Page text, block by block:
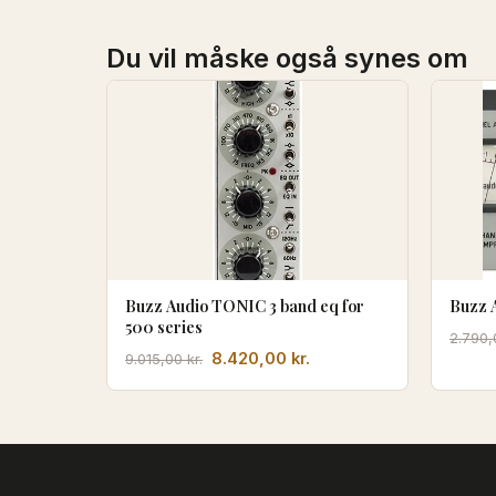
Du vil måske også synes om
Buzz Audio TONIC 3 band eq for
500 series
9.015,00kr. Den
8.420,00 kr.
Buzz